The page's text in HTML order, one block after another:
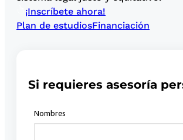
¡Inscríbete ahora!
Plan de estudiosFinanciación
Si requieres asesoría